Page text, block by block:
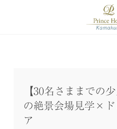
【30名さままでの
の絶景会場見学×ド
ア